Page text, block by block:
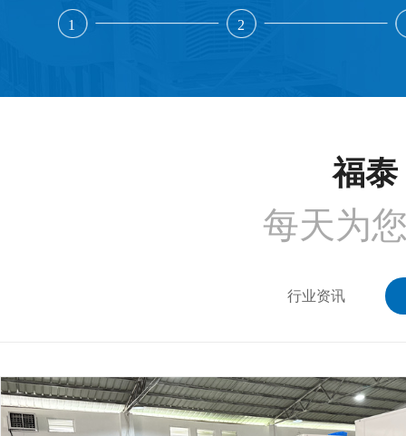
1 2
福泰
每天为
行业资讯